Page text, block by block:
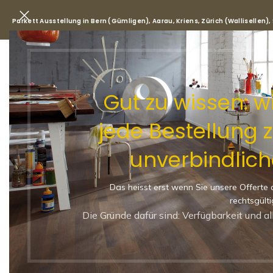
Gut zu wissen:
jede Bestellung
Das heisst erst wenn Sie unsere
Die Gründe dafür sind: Verfügbarkeit und
Parkett Ausstellung in Bern (Gümligen), Aarau, Kriens, Zürich
Start/Shop/Parkett/
Landhausdiele Eiche
Klick Parkett Live Pure
-29%
LANDHAUSDIELE
LIVE PURE LACK
NATUR-LEBHAFT